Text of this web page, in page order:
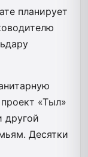
планирует
«Тыл»
другой
Десятки